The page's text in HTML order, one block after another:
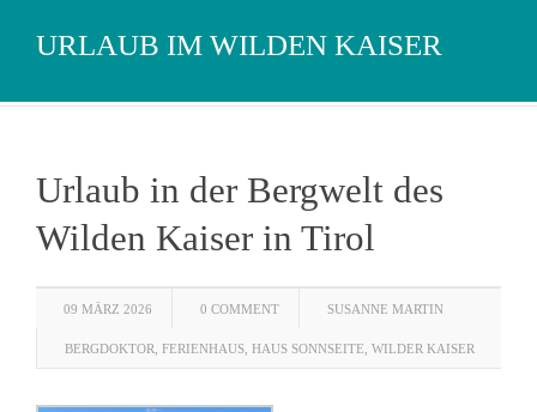
URLAUB IM WILDEN KAISER
Urlaub in der Bergwelt des
Wilden Kaiser in Tirol
09 MÄRZ 2026 0 COMMENT SUSANNE MARTIN
BERGDOKTOR FERIENHAUS HAUS SONNSEITE WILDER KAISER